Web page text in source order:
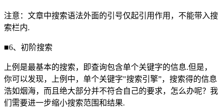
注意：文章中搜索语法外面的引号仅起引用作用，不能带入搜
索栏内.
■6、初阶搜索
上例是最基本的搜索，即查询包含单个关键字的信息.但是，
你可以发现，上例中，单个关键字"搜索引擎”，搜索得的信息
浩如烟海，而且绝大部分并不符合自己的要求，怎么办呢？我
们需要进一步缩小搜索范围和结果.